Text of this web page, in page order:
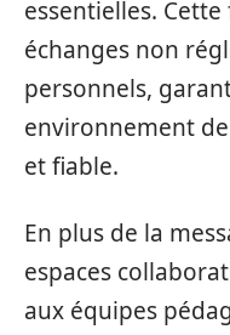
essentielles.
échanges non
personnels,
environnement
et fiable.
En plus de la
espaces
aux équipes